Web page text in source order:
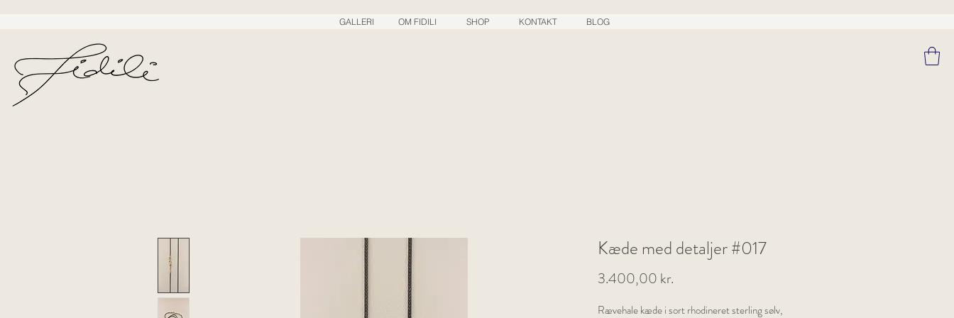
GALLERI OM FIDILI SHOP KONTAKT BLOG
Kæde med detaljer #017
3.400,00 kr.
Rævehale kæde i sort rhodineret sterling sølv,